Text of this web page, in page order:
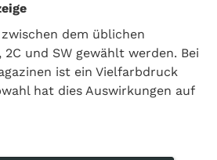
dem üblichen
2C und SW gewählt werden. Bei
ist ein Vielfarbdruck
hat dies Auswirkungen auf